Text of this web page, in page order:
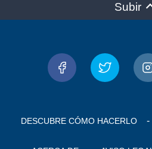
Subir
DESCUBRE CÓMO HACERLO